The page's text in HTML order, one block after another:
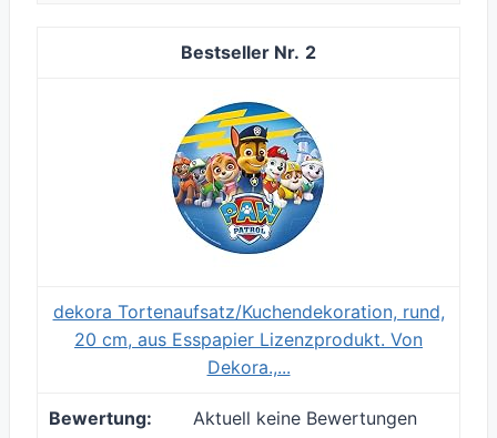
2
dekora Tortenaufsatz/Kuchendekoration, rund,
20 cm, aus Esspapier Lizenzprodukt. Von
Dekora.,...
Aktuell keine Bewertungen